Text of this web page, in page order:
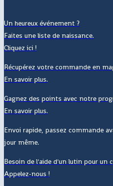
Un heureux événement ?
Faites une liste de naissance.
Cliquez ici !
Récupérez votre commande en
En savoir plus.
Gagnez des points avec notre
En savoir plus.
Envoi rapide, passez commande
jour même.
Besoin de l'aide d'un lutin pour un
Appelez-nous !